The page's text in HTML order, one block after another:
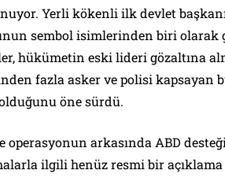
Yerli kökenli ilk devlet
sembol isimlerinden biri olarak
hükümetin eski lideri gözaltına
fazla asker ve polisi kapsayan
öne sürdü.
operasyonun arkasında ABD
ilgili henüz resmi bir açıklama